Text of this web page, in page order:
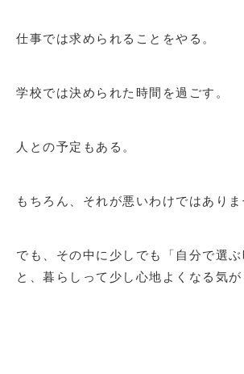
仕事では求められることをやる。
学校では決められた時間を過ごす。
人との予定もある。
もちろん、それが悪いわけではありま
でも、その中に少しでも「自分で選
と、暮らしって少し心地よくなる気が